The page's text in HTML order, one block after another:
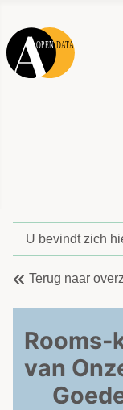
U bevindt zich
Terug naar
Rooms-
van